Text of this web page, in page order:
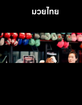
มวยไทย